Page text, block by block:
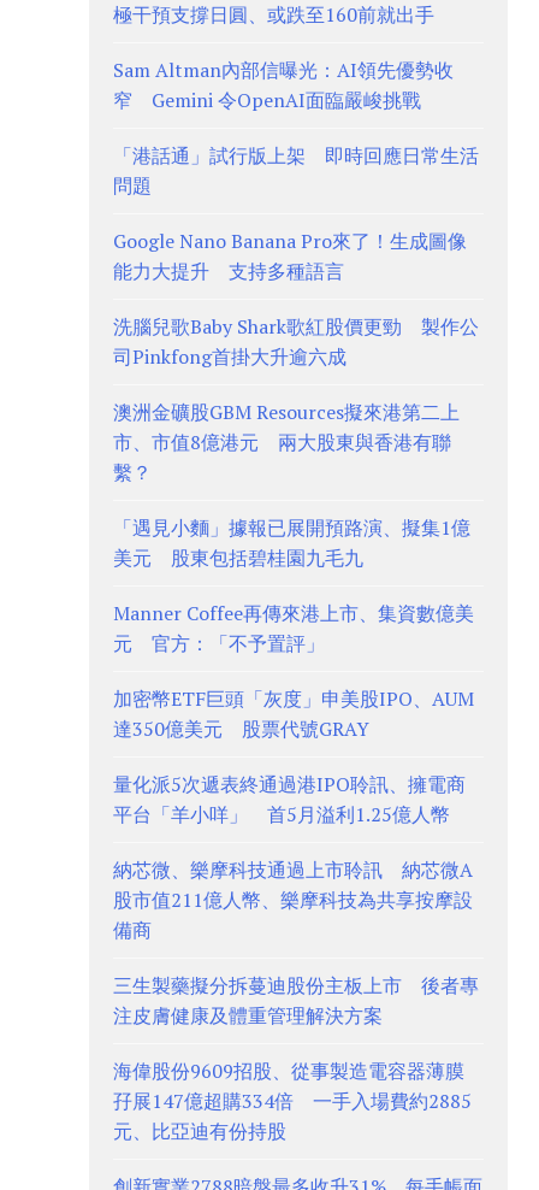
極干預支撐日圓、或跌至160前就出手
Sam Altman內部信曝光：AI領先優勢收
窄 Gemini 令OpenAI面臨嚴峻挑戰
「港話通」試行版上架 即時回應日常生活
問題
Google Nano Banana Pro來了！生成圖像
能力大提升 支持多種語言
洗腦兒歌Baby Shark歌紅股價更勁 製作公
司Pinkfong首掛大升逾六成
澳洲金礦股GBM Resources擬來港第二上
市、市值8億港元 兩大股東與香港有聯
繫？
「遇見小麵」據報已展開預路演、擬集1億
美元 股東包括碧桂園九毛九
Manner Coffee再傳來港上市、集資數億美
元 官方：「不予置評」
加密幣ETF巨頭「灰度」申美股IPO、AUM
達350億美元 股票代號GRAY
量化派5次遞表終通過港IPO聆訊、擁電商
平台「羊小咩」 首5月溢利1.25億人幣
納芯微、樂摩科技通過上市聆訊 納芯微A
股市值211億人幣、樂摩科技為共享按摩設
備商
三生製藥擬分拆蔓迪股份主板上市 後者專
注皮膚健康及體重管理解決方案
海偉股份9609招股、從事製造電容器薄膜
孖展147億超購334倍 一手入場費約2885
元、比亞迪有份持股